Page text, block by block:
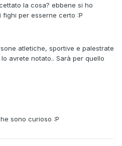
la cosa? ebbene si ho
per esserne certo :P
atletiche, sportive e palestrate
avrete notato.. Sarà per quello
sono curioso :P